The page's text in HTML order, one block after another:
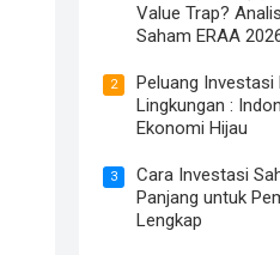
Value Trap?
Saham ERAA
2
Peluang Investasi
Lingkungan :
Ekonomi Hijau
3
Cara Investasi
Panjang untuk
Lengkap